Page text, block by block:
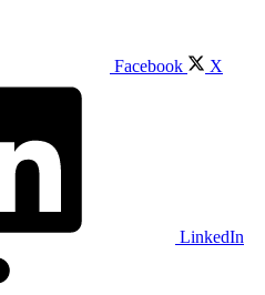
Facebook X
LinkedIn